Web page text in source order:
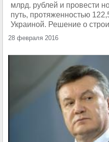
млрд. рублей и провести
путь, протяженностью
Украиной. Решение о
28 февраля 2016